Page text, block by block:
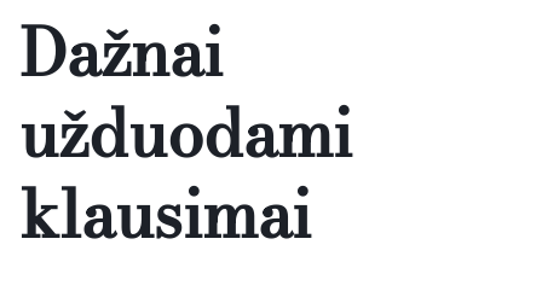
Dažnai
užduodami
klausimai